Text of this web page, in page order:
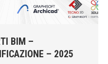
BIM –
– 2025